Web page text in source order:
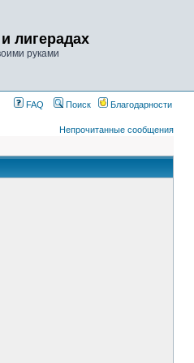
лигерадах
руками
FAQ Поиск Благодарности
Непрочитанные сообщения